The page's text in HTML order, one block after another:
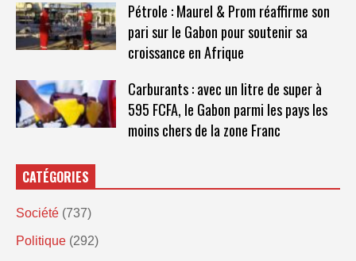
Pétrole : Maurel & Prom réaffirme son
pari sur le Gabon pour soutenir sa
croissance en Afrique
Carburants : avec un litre de super à
595 FCFA, le Gabon parmi les pays les
moins chers de la zone Franc
CATÉGORIES
Société (737)
Politique (292)